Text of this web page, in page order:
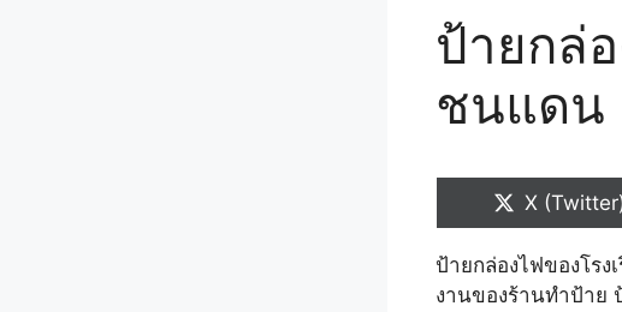
ป้ายกล่
ชนแดน
Share
X
ป้ายกล่องไฟของโร
งานของร้านทำป้าย